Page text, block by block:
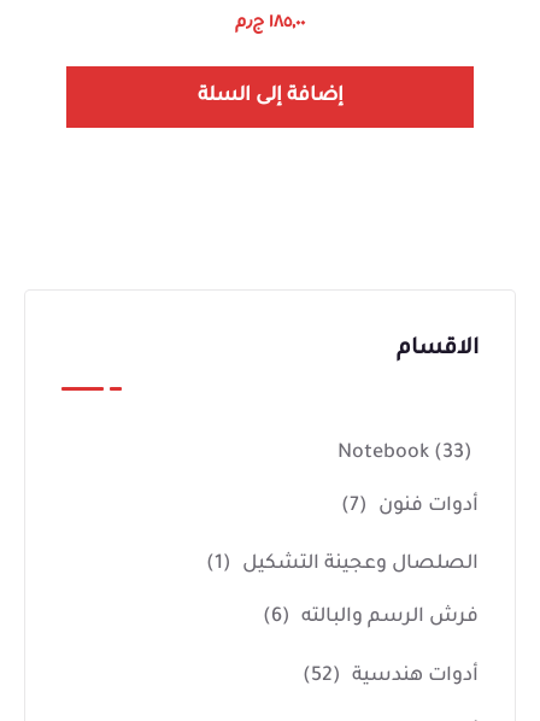
١٨٥,٠٠ ج٫م
إضافة إلى السلة
الاقسام
Notebook (33)
أدوات فنون (7)
الصلصال وعجينة التشكيل (1)
فرش الرسم والبالته (6)
أدوات هندسية (52)